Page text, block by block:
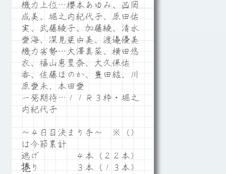
機力上位…櫻本あゆみ、西岡
成美、堀之内紀代子、原田佑
実、武藤綾子、加藤綾、清水
愛海、深見亜由美、渡邉優美
機力劣勢…大澤真菜、横田悠
衣、福山恵里奈、大久保佑
香、佐藤ほのか、豊田結、川
原愛未、本田愛
一発期待…１１Ｒ３枠・堀之
内紀代子
～４日目決まり手～ ※（）
は今節累計
逃げ ４本（２２本）
捲り ３本（１３本）